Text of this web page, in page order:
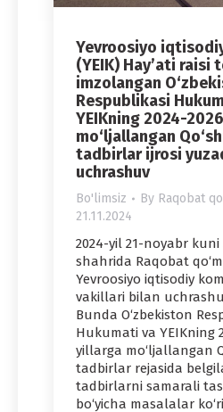
Yevroosiyo
(YEIK) Hay’ati raisi
imzolangan
Respublikasi
YEIKning 2024-
mo‘ljallangan
tadbirlar ijrosi
uchrashuv
Bo'limsiz By Raqobat
21.11.2024
2024-yil 21-noyabr
shahrida Raqobat
Yevroosiyo iqtisodiy
vakillari bilan
Bunda O‘zbekiston
Hukumati va YEIKning
yillarga mo‘ljallangan
tadbirlar rejasida
tadbirlarni samarali
bo‘yicha masalalar